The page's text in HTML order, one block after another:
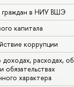
в НИУ ВШЭ
капитала
коррупции
расходах, об
обязательствах
характера